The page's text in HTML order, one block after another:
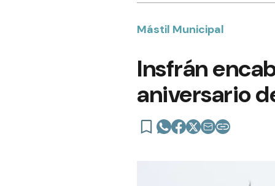
Mástil Municipal
Insfrán
aniversario